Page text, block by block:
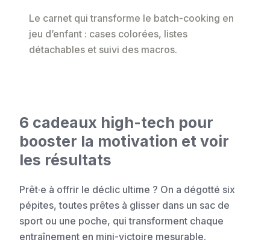
Le carnet qui transforme le batch-cooking en
jeu d’enfant : cases colorées, listes
détachables et suivi des macros.
6 cadeaux high-tech pour
booster la motivation et voir
les résultats
Prêt·e à offrir le déclic ultime ? On a dégotté six
pépites, toutes prêtes à glisser dans un sac de
sport ou une poche, qui transforment chaque
entraînement en mini-victoire mesurable.